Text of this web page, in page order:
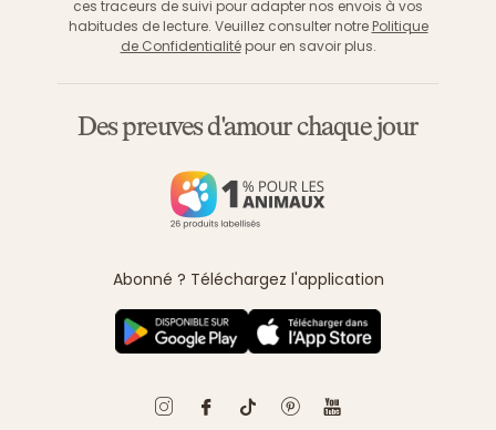
ces traceurs de suivi pour adapter nos envois à vos
habitudes de lecture. Veuillez consulter notre Politique
de Confidentialitépour en savoir plus.
Des preuves d'amour chaque jour
Abonné ? Téléchargez l'application